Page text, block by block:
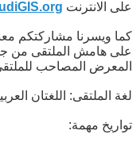
على الانترنت
كما ويسرنا مشاركتكم
على هامش الملتقى من
المعرض المصاحب
لغة الملتقى: اللغتان
تواريخ مهمة: